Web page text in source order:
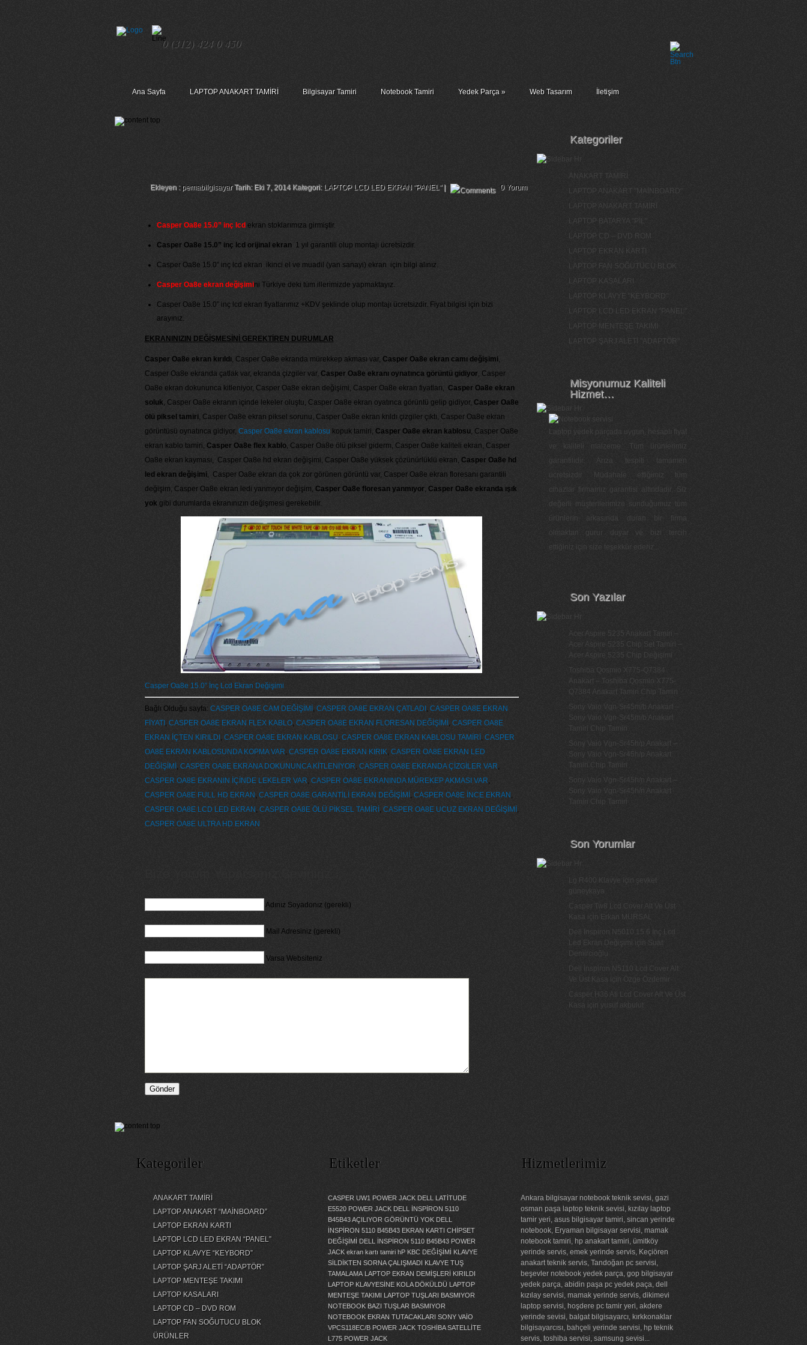
0 (312) 424 0 450
Ana Sayfa LAPTOP ANAKART TAMİRİ Bilgisayar Tamiri Notebook Tamiri Yedek Parça» Web Tasarım İletişim
Ekleyen : pemabilgisayarTarih: Eki 7, 2014 Kategori: LAPTOP LCD LED EKRAN "PANEL"| 0 Yorum
Casper Oa8e 15.0” inç lcd ekran stoklarımıza girmiştir.
Casper Oa8e 15.0” inç lcd orijinal ekran1 yıl garantili olup montajı ücretsizdir.
Casper Oa8e 15.0” inç lcd ekran ikinci el ve muadil (yan sanayi) ekran için bilgi alınız.
Casper Oa8e ekran değişimini Türkiye deki tüm illerimizde yapmaktayız.
Casper Oa8e 15.0” inç lcd ekran fiyatlarımız +KDV şeklinde olup montajı ücretsizdir. Fiyat bilgisi için bizi
arayınız.
EKRANINIZIN DEĞİŞMESİNİ GEREKTİREN DURUMLAR
Casper Oa8e ekran kırıldı, Casper Oa8e ekranda mürekkep akması var, Casper Oa8e ekran camı değişimi,
Casper Oa8e ekranda çatlak var, ekranda çizgiler var, Casper Oa8e ekranı oynatınca görüntü gidiyor, Casper
Oa8e ekran dokununca kitleniyor, Casper Oa8e ekran değişimi, Casper Oa8e ekran fiyatları, Casper Oa8e ekran
soluk, Casper Oa8e ekranın içinde lekeler oluştu, Casper Oa8e ekran oyatınca görüntü gelip gidiyor, Casper Oa8e
ölü piksel tamiri, Casper Oa8e ekran piksel sorunu, Casper Oa8e ekran krıldı çizgiler çıktı, Casper Oa8e ekran
görüntüsü oynatınca gidiyor, Casper Oa8e ekran kablosu kopuk tamiri, Casper Oa8e ekran kablosu, Casper Oa8e
ekran kablo tamiri, Casper Oa8e flex kablo, Casper Oa8e ölü piksel giderm, Casper Oa8e kaliteli ekran, Casper
Oa8e ekran kayması, Casper Oa8e hd ekran değişimi, Casper Oa8e yüksek çözünürlüklü ekran, Casper Oa8e hd
led ekran değişimi, Casper Oa8e ekran da çok zor görünen görüntü var, Casper Oa8e ekran floresanı garantili
değişim, Casper Oa8e ekran ledi yanmıyor değişim, Casper Oa8e floresan yanmıyor, Casper Oa8e ekranda ışık
yok gibi durumlarda ekranınızın değişmesi gerekebilir.
Casper Oa8e 15.0” İnç Lcd Ekran Değişimi
Bağlı Olduğu sayfa: CASPER OA8E CAM DEĞİŞİMİ , CASPER OA8E EKRAN ÇATLADI , CASPER OA8E EKRAN
FİYATI , CASPER OA8E EKRAN FLEX KABLO, CASPER OA8E EKRAN FLORESAN DEĞİŞİMİ , CASPER OA8E
EKRAN İÇTEN KIRILDI , CASPER OA8E EKRAN KABLOSU, CASPER OA8E EKRAN KABLOSU TAMİRİ , CASPER
OA8E EKRAN KABLOSUNDA KOPMA VAR, CASPER OA8E EKRAN KIRIK, CASPER OA8E EKRAN LED
DEĞİŞİMİ , CASPER OA8E EKRANA DOKUNUNCA KİTLENİYOR, CASPER OA8E EKRANDA ÇİZGİLER VAR,
CASPER OA8E EKRANIN İÇİNDE LEKELER VAR, CASPER OA8E EKRANINDA MÜREKEP AKMASI VAR,
CASPER OA8E FULL HD EKRAN , CASPER OA8E GARANTİLİ EKRAN DEĞİŞİMİ , CASPER OA8E İNCE EKRAN ,
CASPER OA8E LCD LED EKRAN , CASPER OA8E ÖLÜ PİKSEL TAMİRİ , CASPER OA8E UCUZ EKRAN DEĞİŞİMİ ,
CASPER OA8E ULTRA HD EKRAN
Adınız Soyadonız (gerekli)
Mail Adresiniz (gerekli)
Varsa Websiteniz
Kategoriler
ANAKART TAMİRİ
LAPTOP ANAKART "MAİNBOARD"
LAPTOP ANAKART TAMİRİ
LAPTOP BATARYA "PİL"
LAPTOP CD – DVD ROM
LAPTOP EKRAN KARTI
LAPTOP FAN SOĞUTUCU BLOK
LAPTOP KASALARI
LAPTOP KLAVYE "KEYBORD"
LAPTOP LCD LED EKRAN "PANEL"
LAPTOP MENTEŞE TAKIMI
LAPTOP ŞARJ ALETİ "ADAPTÖR"
Misyonumuz Kaliteli
Hizmet…
Laptop yedek parçada uygun, hesaplı fiyat
ve kaliteli malzeme. Tüm ürünlerimiz
garantilidir. Arıza tespiti tamamen
ücretsizdir. Müdahale ettiğimiz tüm
cihazlar firmamız garantisi altındadır. Siz
değerli müşterilerimize sunduğumuz tüm
ürünlerin arkasında duran bir firma
olmaktan gurur duyar ve bizi tercih
ettiğiniz için size teşekkür ederiz...
Son Yazılar
Acer Aspire 5235 Anakart Tamiri –
Acer Aspire 5235 Chip Set Tamiri –
Acer Aspire 5235 Chip Değişimi
Toshiba Qosmio X775-Q7384
Anakart – Toshiba Qosmio X775-
Q7384 Anakart Tamiri Chip Tamiri
Sony Vaio Vgn-Sr45m/b Anakart –
Sony Vaio Vgn-Sr45m/b Anakart
Tamiri Chip Tamiri
Sony Vaio Vgn-Sr45h/p Anakart –
Sony Vaio Vgn-Sr45h/p Anakart
Tamiri Chip Tamiri
Sony Vaio Vgn-Sr45h/n Anakart –
Sony Vaio Vgn-Sr45h/n Anakart
Tamiri Chip Tamiri
Son Yorumlar
Lg R400 Klavye için
şevket
güneykaya
Casper Tw8 Lcd Cover Alt Ve Üst
Kasa
için
Erkan MURSAL
Dell Inspiron N5010 15.6 İnç Lcd
Led Ekran Değişimi
Suat
Demircioğlu
Dell İnspiron N5110 Lcd Cover Alt
Ve Üst Kasa
için
Özge Özdemir
Casper H36 Ati Lcd Cover Alt Ve Üst
Kasa
için yusuf akbulut
Kategoriler
ANAKART TAMİRİ
LAPTOP ANAKART “MAİNBOARD”
LAPTOP EKRAN KARTI
LAPTOP LCD LED EKRAN “PANEL”
LAPTOP KLAVYE “KEYBORD”
LAPTOP ŞARJ ALETİ “ADAPTÖR”
LAPTOP MENTEŞE TAKIMI
LAPTOP KASALARI
LAPTOP CD – DVD ROM
LAPTOP FAN SOĞUTUCU BLOK
ÜRÜNLER
Etiketler
CASPER UW1 POWER JACK DELL LATİTUDE
E5520 POWER JACK DELL İNSPİRON 5110
B45B43 AÇILIYOR GÖRÜNTÜ YOK DELL
İNSPİRON 5110 B45B43 EKRAN KARTI CHİPSET
DEĞİŞİMİ
DELL İNSPİRON 5110 B45B43 POWER
JACK ekran kartı tamiri hP KBC DEĞİŞİMİ
KLAVYE
SİLDİKTEN SORNA ÇALIŞMADI
KLAVYE TUŞ
TAMALAMA
LAPTOP EKRAN DEMİŞLERİ KIRILDI
LAPTOP KLAVYESİNE KOLA DÖKÜLDÜ
LAPTOP
MENTEŞE TAKIMI
LAPTOP TUŞLARI BASMIYOR
NOTEBOOK BAZI TUŞLAR BASMIYOR
NOTEBOOK EKRAN TUTACAKLARI SONY VAİO
VPCS118EC/B POWER JACK TOSHİBA SATELLİTE
L775 POWER JACK
Hizmetlerimiz
Ankara bilgisayar notebook teknik sevisi, gazi
osman paşa laptop teknik sevisi, kızılay laptop
tamir yeri, asus bilgisayar tamiri, sincan yerinde
notebook, Eryaman bilgisayar servisi, mamak
notebook tamiri, hp anakart tamiri, ümitköy
yerinde servis, emek yerinde servis, Keçiören
anakart teknik servis, Tandoğan pc servisi,
beşevler notebook yedek parça, gop bilgisayar
yedek parça, abidin paşa pc yedek paça, dell
kızılay servisi, mamak yerinde servis, dikimevi
laptop servisi, hoşdere pc tamir yeri, akdere
yerinde sevisi, balgat bilgisayarcı, kırkkonaklar
bilgisayarcısı, bahçeli yerinde servisi, hp teknik
servis, toshiba servisi, samsung sevisi...